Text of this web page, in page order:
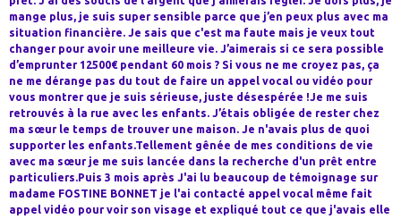
mange plus, je suis super sensible parce que j’en peux plus avec ma
situation financière. Je sais que c'est ma faute mais je veux tout
changer pour avoir une meilleure vie. J’aimerais si ce sera possible
d’emprunter 12500€ pendant 60 mois ? Si vous ne me croyez pas, ça
ne me dérange pas du tout de faire un appel vocal ou vidéo pour
vous montrer que je suis sérieuse, juste désespérée !Je me suis
retrouvés à la rue avec les enfants. J’étais obligée de rester chez
ma sœur le temps de trouver une maison. Je n'avais plus de quoi
supporter les enfants.Tellement gênée de mes conditions de vie
avec ma sœur je me suis lancée dans la recherche d'un prêt entre
particuliers.Puis 3 mois après J'ai lu beaucoup de témoignage sur
madame FOSTINE BONNET je l'ai contacté appel vocal même fait
appel vidéo pour voir son visage et expliqué tout ce que j'avais elle